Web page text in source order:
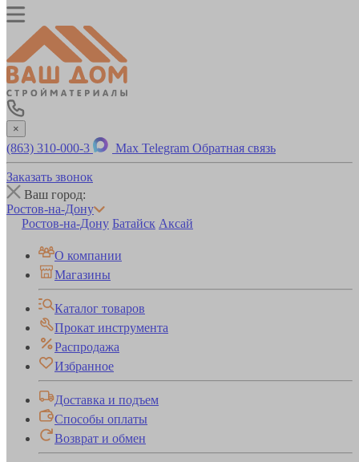
×
(863) 310-000-3 Max Telegram Обратная связь
Заказать звонок
Ваш город:
Ростов-на-Дону
Ростов-на-Дону Батайск Аксай
О компании
Магазины
Каталог товаров
Прокат инструмента
Распродажа
Избранное
Доставка и подъем
Способы оплаты
Возврат и обмен